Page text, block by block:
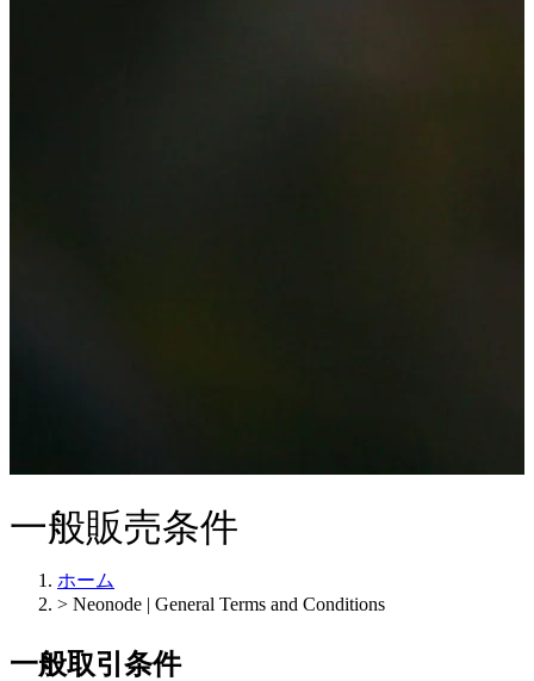
一般販売条件
ホーム
> Neonode | General Terms and Conditions
一般取引条件